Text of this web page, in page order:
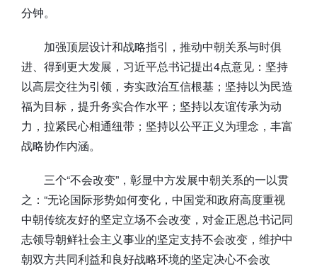
分钟。
加强顶层设计和战略指引，推动中朝关系与时俱
进、得到更大发展，习近平总书记提出4点意见：坚持
以高层交往为引领，夯实政治互信根基；坚持以为民造
福为目标，提升务实合作水平；坚持以友谊传承为动
力，拉紧民心相通纽带；坚持以公平正义为理念，丰富
战略协作内涵。
三个“不会改变”，彰显中方发展中朝关系的一以贯
之：“无论国际形势如何变化，中国党和政府高度重视
中朝传统友好的坚定立场不会改变，对金正恩总书记同
志领导朝鲜社会主义事业的坚定支持不会改变，维护中
朝双方共同利益和良好战略环境的坚定决心不会改